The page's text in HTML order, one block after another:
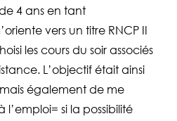
4 ans en tant
vers un titre RNCP II
les cours du soir associés
L’objectif était ainsi
également de me
si la possibilité